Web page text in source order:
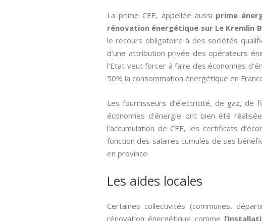
La prime CEE, appellée aussi­ prime
rénovation énergétique sur Le Kremlin
le recours obligatoire à des sociétés
d’une attribution privée des opérateurs
l’Etat veut forcer à faire des économies
50% la consommation énergétique en
Les fournisseurs d’électricité, de gaz, de
économies d’énergie ont bien été
l’accumulation de CEE, les certificats
fonction des salaires cumulés de ses
en province.
Les aides locales
Certaines collectivités (communes,
rénovation énergétique comme